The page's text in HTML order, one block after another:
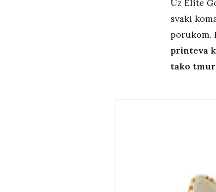
Uz Elite
svaki
porukom.
printeva
tako